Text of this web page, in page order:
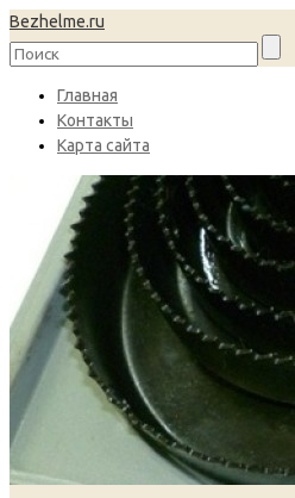
Bezhelme.ru
Главная
Контакты
Карта сайта